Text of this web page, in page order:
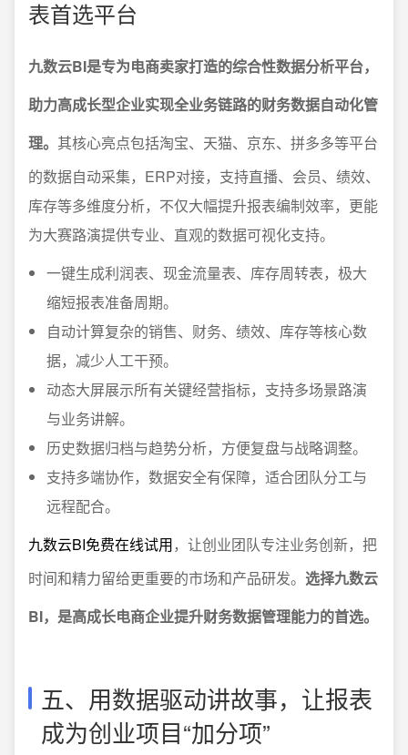
表首选平台
九数云BI是专为电商卖家打造的综合性数据分析平台，
助力高成长型企业实现全业务链路的财务数据自动化管
理。 其核心亮点包括淘宝、天猫、京东、拼多多等平台
的数据自动采集，ERP对接，支持直播、会员、绩效、
库存等多维度分析，不仅大幅提升报表编制效率，更能
为大赛路演提供专业、直观的数据可视化支持。
一键生成利润表、现金流量表、库存周转表，极大
缩短报表准备周期。
自动计算复杂的销售、财务、绩效、库存等核心数
据，减少人工干预。
动态大屏展示所有关键经营指标，支持多场景路演
与业务讲解。
历史数据归档与趋势分析，方便复盘与战略调整。
支持多端协作，数据安全有保障，适合团队分工与
远程配合。
九数云BI免费在线试用，让创业团队专注业务创新，把
时间和精力留给更重要的市场和产品研发。 选择九数云
BI，是高成长电商企业提升财务数据管理能力的首选。
五、用数据驱动讲故事，让报表
成为创业项目“加分项”